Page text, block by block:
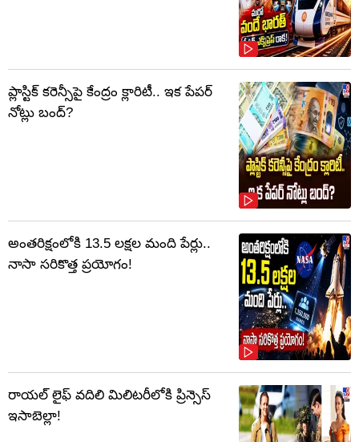
ప్లాస్టిక్‌ కరెన్సీపై కేంద్రం క్లారిటీ.. ఇక పేపర్‌
నోట్లు బంద్‌?
అంతరిక్షంలోకి 13.5 లక్షల మంది పేర్లు..
నాసా సరికొత్త ప్రయోగం!
రాయల్ లైఫ్ వదిలి మిలిటరీలోకి ప్రిన్సెస్
ఇసాబెల్లా!